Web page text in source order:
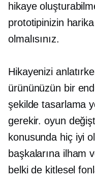
hikaye
prototipinizin
olmalısınız.
Hikayenizi
ürününüzün bir
şekilde tasarlama
gerekir.oyun
konusunda hiç iyi
başkalarına ilham
belki de kitlesel